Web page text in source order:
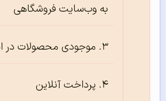
به وب‌سایت فروشگاهی
موجودی محصولات در
پرداخت آنلاین